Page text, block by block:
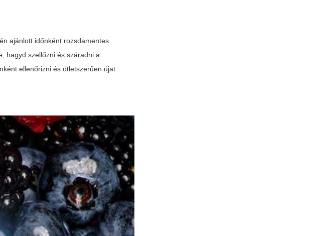
ajánlott időnként rozsdamentes
hagyd szellőzni és száradni a
ellenőrizni és ötletszerűen újat